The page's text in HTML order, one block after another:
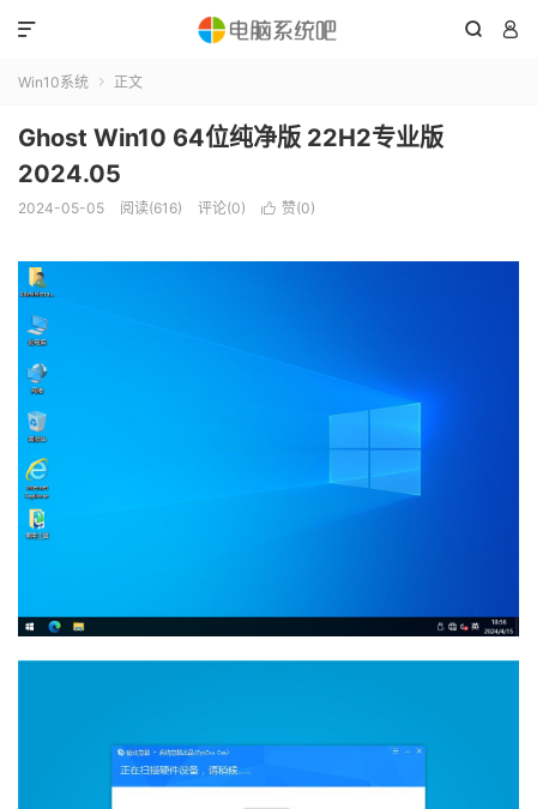
 

Win10系统  正文
Ghost Win10 64位纯净版 22H2专业版
2024.05
2024-05-05 阅读(616) 评论(0)  赞(0)